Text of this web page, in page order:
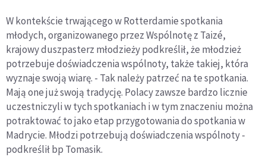
W kontekście trwającego w Rotterdamie spotkania
młodych, organizowanego przez Wspólnotę z Taizé,
krajowy duszpasterz młodzieży podkreślił, że młodzież
potrzebuje doświadczenia wspólnoty, także takiej, która
wyznaje swoją wiarę. - Tak należy patrzeć na te spotkania.
Mają one już swoją tradycję. Polacy zawsze bardzo licznie
uczestniczyli w tych spotkaniach i w tym znaczeniu można
potraktować to jako etap przygotowania do spotkania w
Madrycie. Młodzi potrzebują doświadczenia wspólnoty -
podkreślił bp Tomasik.